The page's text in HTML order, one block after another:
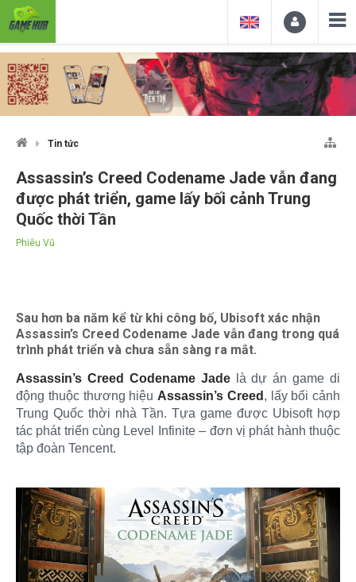
Tin tức
Assassin’s Creed Codename Jade vẫn đang
được phát triển, game lấy bối cảnh Trung
Quốc thời Tần
Phiêu Vũ
Sau hơn ba năm kể từ khi công bố, Ubisoft xác nhận
Assassin’s Creed Codename Jade vẫn đang trong quá
trình phát triển và chưa sẵn sàng ra mắt.
Assassin’s Creed Codename Jadelà dự án game di
động thuộc thương hiệu Assassin’s Creed , lấy bối cảnh
Trung Quốc thời nhà Tần. Tựa game được Ubisoft hợp
tác phát triển cùng Level Infinite – đơn vị phát hành thuộc
tập đoàn Tencent.